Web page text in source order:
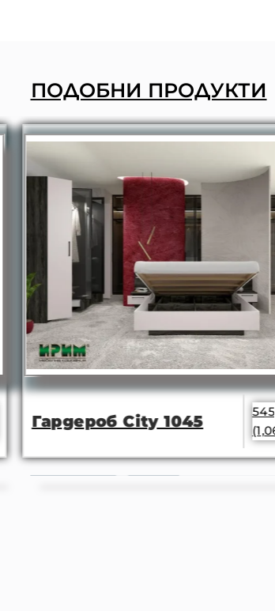
ПОДОБНИ ПРОДУКТИ
Гардероб City 1045
545,04€
(1,066.00